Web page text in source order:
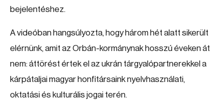
bejelentéshez.
A videóban hangsúlyozta, hogy három hét alatt sikerült
elérnünk, amit az Orbán-kormánynak hosszú éveken át
nem: áttörést értek el az ukrán tárgyalópartnerekkel a
kárpátaljai magyar honfitársaink nyelvhasználati,
oktatási és kulturális jogai terén.